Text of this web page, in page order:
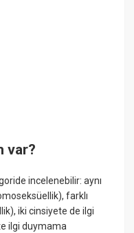
var?
incelenebilir: aynı
farklı
iki cinsiyete de ilgi
ilgi duymama